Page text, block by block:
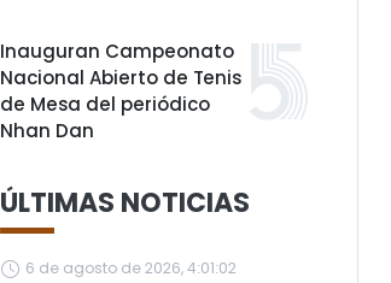
Inauguran Campeonato
Nacional Abierto de Tenis
de Mesa del periódico
Nhan Dan
ÚLTIMAS NOTICIAS
6 de agosto de 2026, 4:01:02